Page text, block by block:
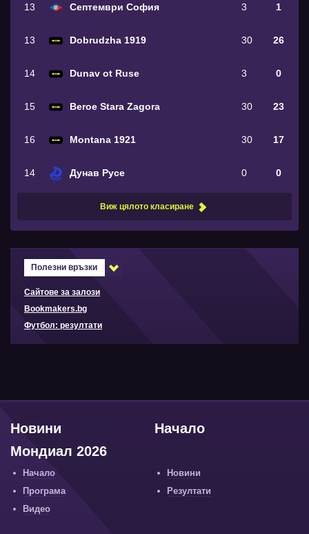
13 Септември София 3 1
13 Dobrudzha 1919 30 26
14 Dunav ot Ruse 3 0
15 Beroe Stara Zagora 30 23
16 Montana 1921 30 17
14 Дунав Русе 0 0
Виж цялото класиране
Полезни връзки
Сайтове за залози
Bookmakers.bg
Футбол: резултати
Начало
Новини
Мондиал 2026
Начало
Новини
Програма
Резултати
Видео